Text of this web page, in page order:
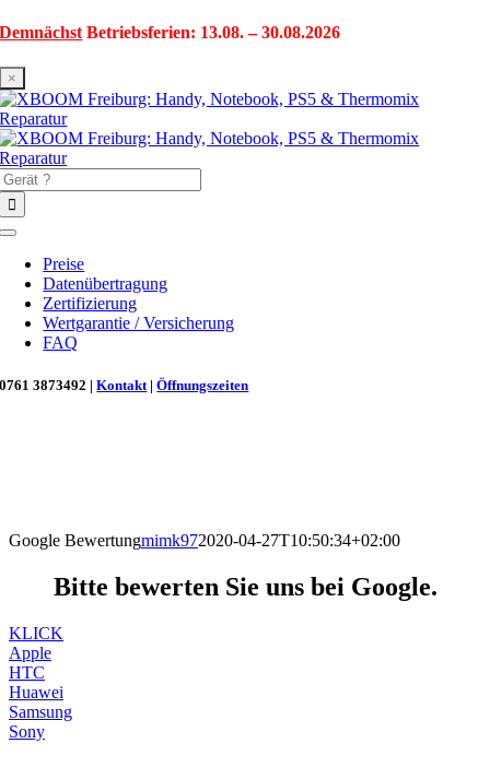
Zum
springen
Demnächst Betriebsferien: 13.08. – 30.08.2026
×
Toggle
Navigation
Preise
Datenübertragung
Zertifizierung
Wertgarantie / Versicherung
FAQ
0761 3873492 |Kontakt |Öffnungszeiten
Google Bewertungmimk972020-04-27T10:50:34+02:00
Bitte bewerten Sie uns bei Google.
KLICK
Apple
HTC
Huawei
Samsung
Sony